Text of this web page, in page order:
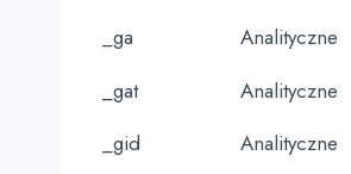
_ga
Analityczne
_gat
Analityczne
_gid
Analityczne